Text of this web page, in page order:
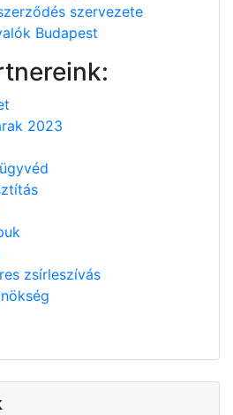
szervezete
Budapest
2023
zsírleszívás